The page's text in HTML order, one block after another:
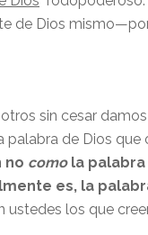
de Dios
sin cesar
palabra de Dios que
no comola palabra
es, la
los que